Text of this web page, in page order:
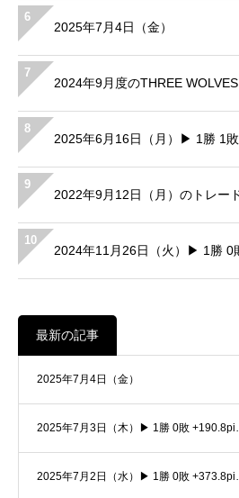
6
2025年7月4日（金）
7
2024年9月度のTHREE
8
2025年6月16日（月）▶ 1勝 1
9
2022年9月12日（月）のトレー
10
2024年11月26日（火）▶ 1勝 0
最新の記事
2025年7月4日（金）
2025年7月3日（木）▶ 1勝 0敗
2025年7月2日（水）▶ 1勝 0敗